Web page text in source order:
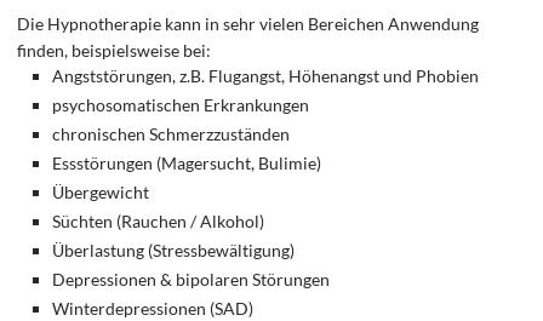
Die Hypnotherapie kann in sehr vielen Bereichen Anwendung
finden, beispielsweise bei:
Angststörungen, z.B. Flugangst, Höhenangst und Phobien
psychosomatischen Erkrankungen
chronischen Schmerzzuständen
Essstörungen (Magersucht, Bulimie)
Übergewicht
Süchten (Rauchen / Alkohol)
Überlastung (Stressbewältigung)
Depressionen & bipolaren Störungen
Winterdepressionen (SAD)